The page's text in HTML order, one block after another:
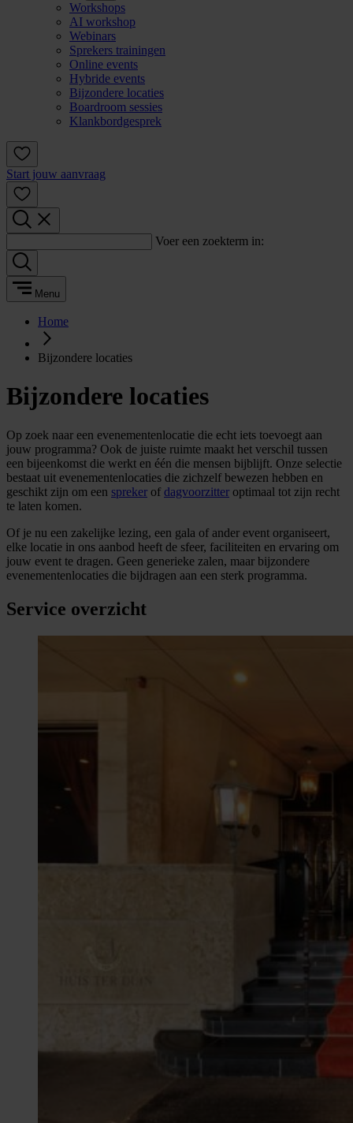
Workshops
AI workshop
Webinars
Sprekers trainingen
Online events
Hybride events
Bijzondere locaties
Boardroom sessies
Klankbordgesprek
Start jouw aanvraag
Voer een zoekterm in:
Menu
Home
Bijzondere locaties
Bijzondere locaties
Op zoek naar een evenementenlocatie die echt iets toevoegt aan
jouw programma? Ook de juiste ruimte maakt het verschil tussen
een bijeenkomst die werkt en één die mensen bijblijft. Onze selectie
bestaat uit evenementenlocaties die zichzelf bewezen hebben en
geschikt zijn om een spreker of dagvoorzitter optimaal tot zijn recht
te laten komen.
Of je nu een zakelijke lezing, een gala of ander event organiseert,
elke locatie in ons aanbod heeft de sfeer, faciliteiten en ervaring om
jouw event te dragen. Geen generieke zalen, maar bijzondere
evenementenlocaties die bijdragen aan een sterk programma.
Service overzicht